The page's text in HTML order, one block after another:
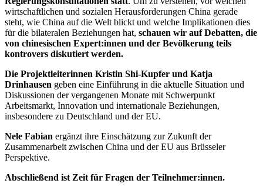
wirtschaftlichen und sozialen Herausforderungen China gerade
steht, wie China auf die Welt blickt und welche Implikationen dies
für die bilateralen Beziehungen hat, schauen wir auf Debatten, die
von chinesischen Expert:innen und der Bevölkerung teils
kontrovers diskutiert werden.
Die Projektleiterinnen Kristin Shi-Kupfer und Katja
Drinhausen geben eine Einführung in die aktuelle Situation und
Diskussionen der vergangenen Monate mit Schwerpunkt
Arbeitsmarkt, Innovation und internationale Beziehungen,
insbesondere zu Deutschland und der EU.
Nele Fabian ergänzt ihre Einschätzung zur Zukunft der
Zusammenarbeit zwischen China und der EU aus Brüsseler
Perspektive.
Abschließend ist Zeit für Fragen der Teilnehmer:innen.